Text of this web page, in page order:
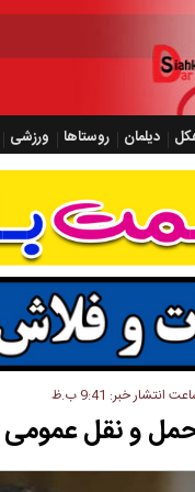
دیلمان روستاها ورزشی
انتشار خبر: 9:41 ب.ظ
حمل و نقل